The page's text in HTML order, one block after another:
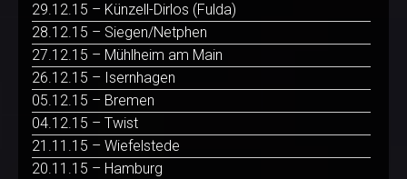
29.12.15 – Künzell-Dirlos (Fulda)
28.12.15 – Siegen/Netphen
27.12.15 – Mühlheim am Main
26.12.15 – Isernhagen
05.12.15 – Bremen
04.12.15 – Twist
21.11.15 – Wiefelstede
20.11.15 – Hamburg